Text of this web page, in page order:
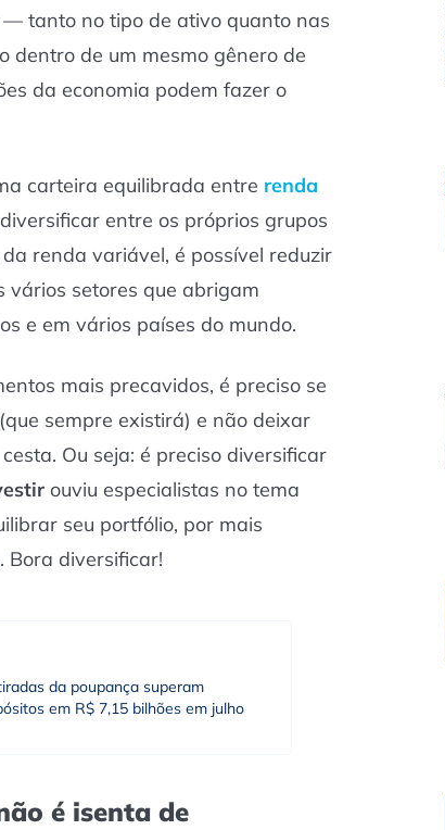
tanto no tipo de ativo quanto nas
dentro de um mesmo gênero de
da economia podem fazer o
carteira equilibrada entre renda
entre os próprios grupos
renda variável, é possível reduzir
vários setores que abrigam
e em vários países do mundo.
mais precavidos, é preciso se
sempre existirá) e não deixar
Ou seja: é preciso diversificar
ouviu especialistas no tema
seu portfólio, por mais
Bora diversificar!
da poupança superam
em R$ 7,15 bilhões em julho
é isenta de